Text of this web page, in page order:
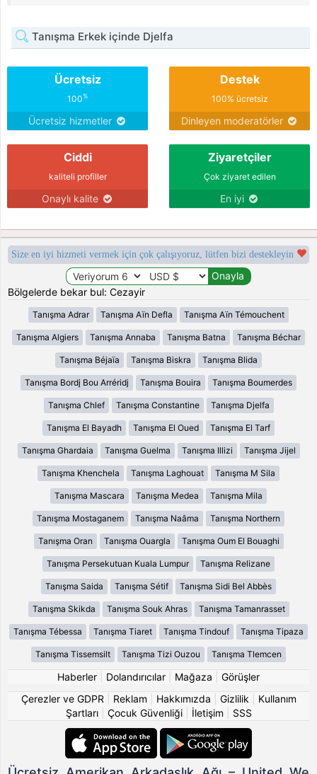
Tanışma Erkek içinde Djelfa
Ücretsiz
100%
Ücretsiz hizmetler
Destek
100% ücretsiz
Dinleyen moderatörler
Ciddi
kaliteli profiller
Onaylı kalite
Ziyaretçiler
Çok ziyaret edilen
En iyi
Size en iyi hizmeti vermek için çok çalışıyoruz, lütfen bizi destekleyin
Bölgelerde bekar bul: Cezayir
Tanışma Adrar Tanışma Aïn Defla Tanışma Aïn Témouchent
Tanışma Algiers Tanışma Annaba Tanışma Batna Tanışma Béchar
Tanışma Béjaïa Tanışma Biskra Tanışma Blida
Tanışma Bordj Bou Arréridj Tanışma Bouira Tanışma Boumerdes
Tanışma Chlef Tanışma Constantine Tanışma Djelfa
Tanışma El Bayadh Tanışma El Oued Tanışma El Tarf
Tanışma Ghardaia Tanışma Guelma Tanışma Illizi Tanışma Jijel
Tanışma Khenchela Tanışma Laghouat Tanışma M Sila
Tanışma Mascara Tanışma Medea Tanışma Mila
Tanışma Mostaganem Tanışma Naâma Tanışma Northern
Tanışma Oran Tanışma Ouargla Tanışma Oum El Bouaghi
Tanışma Persekutuan Kuala Lumpur Tanışma Relizane
Tanışma Saida Tanışma Sétif Tanışma Sidi Bel Abbès
Tanışma Skikda Tanışma Souk Ahras Tanışma Tamanrasset
Tanışma Tébessa Tanışma Tiaret Tanışma Tindouf Tanışma Tipaza
Tanışma Tissemsilt Tanışma Tizi Ouzou Tanışma Tlemcen
Haberler Dolandırıcılar Mağaza
Görüşler
Çerezler ve GDPR
Reklam Hakkımızda Gizlilik
Kullanım
Şartları| Çocuk Güvenliği| İletişim SSS